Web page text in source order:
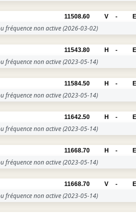
11508.60 V -
fréquence non active(2026-03-02)
11543.80 H -
fréquence non active(2023-05-14)
11584.50 H -
fréquence non active(2023-05-14)
11642.50 H -
fréquence non active(2023-05-14)
11668.70 H -
fréquence non active(2023-05-14)
11668.70 V -
fréquence non active(2023-05-14)